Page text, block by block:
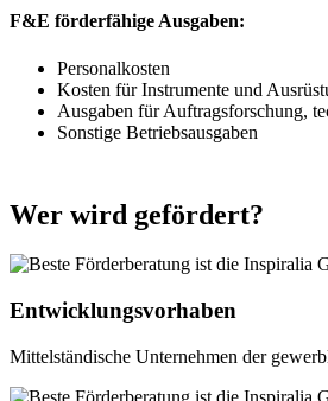
F&E förderfähige Ausgaben:
Personalkosten
Kosten für Instrumente und
Ausgaben für Auftragsforschung,
Sonstige Betriebsausgaben
Wer wird gefördert?
Entwicklungsvorhaben
Mittelständische Unternehmen der